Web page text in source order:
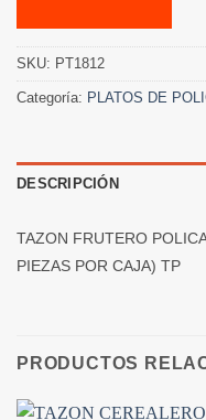
SKU: PT1812
Categoría: PLATOS DE
DESCRIPCIÓN
TAZON FRUTERO
PIEZAS POR CAJA) TP
PRODUCTOS